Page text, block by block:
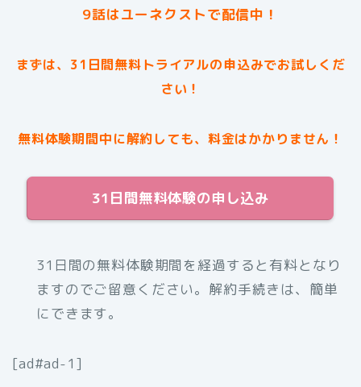
9話はユーネクストで配信中！
まずは、31日間無料トライアルの申込みでお試しくだ
さい！
無料体験期間中に解約しても、料金はかかりません！
31日間無料体験の申し込み
31日間の無料体験期間を経過すると有料となり
ますのでご留意ください。解約手続きは、簡単
にできます。
[ad#ad-1]